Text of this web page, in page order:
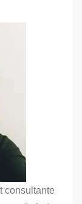
consultante